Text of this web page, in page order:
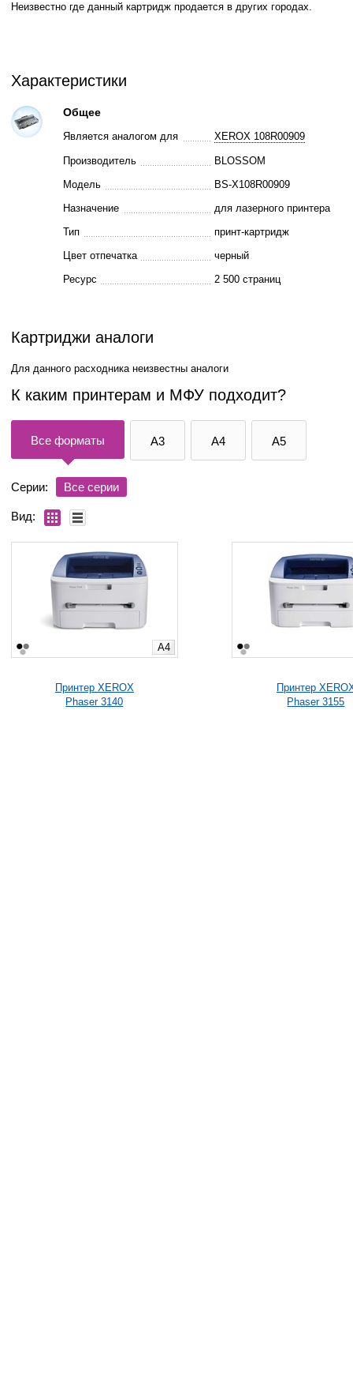
Неизвестно где данный картридж продается в других городах.
Характеристики
Общее
Является аналогом для XEROX 108R00909
Производитель
BLOSSOM
Модель
BS-X108R00909
Назначение
для лазерного принтера
Тип
принт-картридж
Цвет отпечатка
черный
Ресурс
2 500 страниц
Картриджи аналоги
Для данного расходника неизвестны аналоги
К каким принтерам и МФУ подходит?
Все форматы A3 A4 A5
Серии: Все серии
Вид:
A4
Принтер XEROX
Phaser 3140
Принтер
Phaser 3155